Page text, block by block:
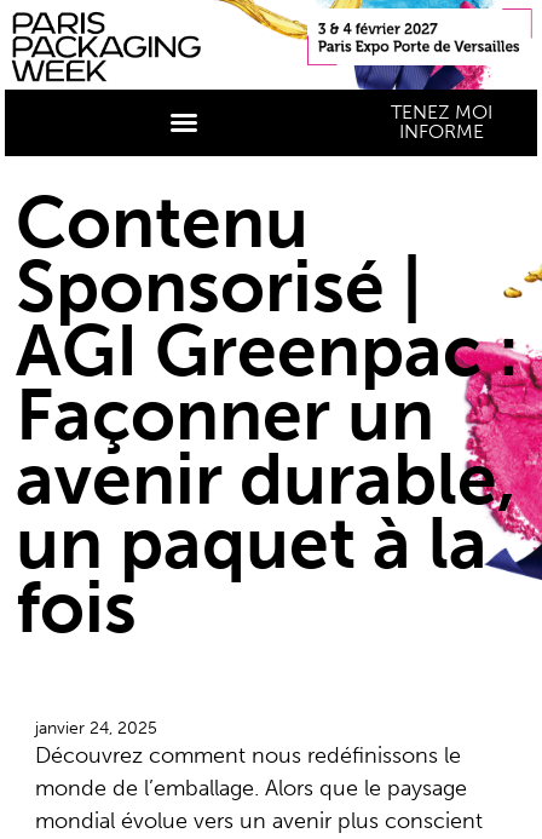
TENEZ MOI
INFORME
Contenu
Sponsorisé |
AGI Greenpac :
Façonner un
avenir durable,
un paquet à la
fois
janvier 24, 2025
Découvrez comment nous redéfinissons le
monde de l’emballage. Alors que le paysage
mondial évolue vers un avenir plus conscient